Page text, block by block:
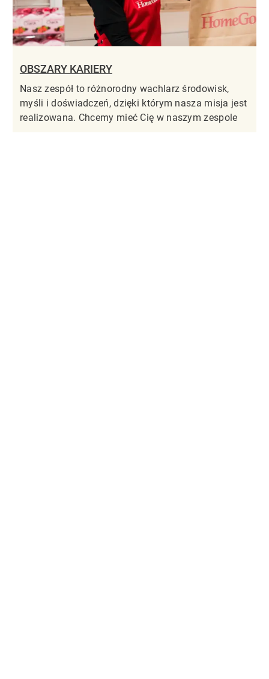
OBSZARY KARIERY
Nasz zespół to różnorodny wachlarz środowisk,
myśli i doświadczeń, dzięki którym nasza misja jest
realizowana. Chcemy mieć Cię w naszym zespole